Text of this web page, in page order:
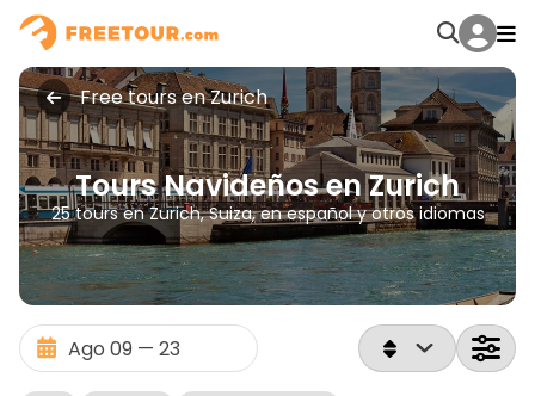
Free tours en Zurich
Tours Navideños en Zurich
25 tours en Zurich, Suiza, en español y otros idiomas